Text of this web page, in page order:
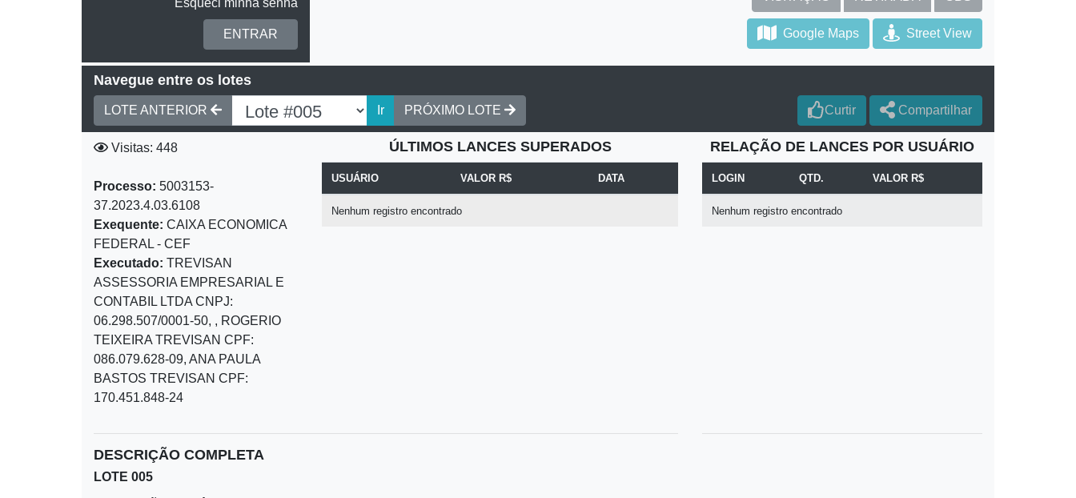
Esqueci minha senha
ENTRAR Google Maps Street View
Navegue entre os lotes
LOTE ANTERIOR Ir PRÓXIMO LOTE Curtir Compartilhar
Visitas: 448
Processo: 5003153-
37.2023.4.03.6108
Exequente: CAIXA ECONOMICA
FEDERAL - CEF
Executado: TREVISAN
ASSESSORIA EMPRESARIAL E
CONTABIL LTDA CNPJ:
06.298.507/0001-50, , ROGERIO
TEIXEIRA TREVISAN CPF:
086.079.628-09, ANA PAULA
BASTOS TREVISAN CPF:
170.451.848-24
ÚLTIMOS LANCES SUPERADOS
USUÁRIO VALOR R$ DATA
Nenhum registro encontrado
RELAÇÃO DE LANCES POR USUÁRIO
LOGIN QTD. VALOR R$
Nenhum registro encontrado
DESCRIÇÃO COMPLETA
LOTE 005